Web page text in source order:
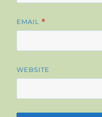
EMAIL *
WEBSITE